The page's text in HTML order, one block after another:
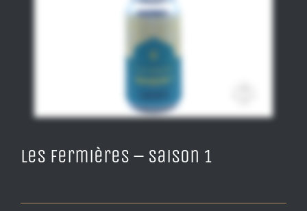
Les Fermières – Saison 1